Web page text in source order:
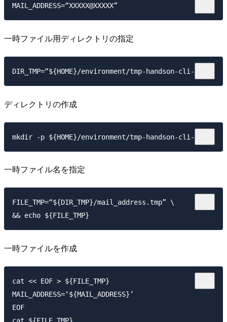
一時ファイル用ディレクトリの指定
ディレクトリの作成
一時ファイル名を指定
FILE_TMP=“${DIR_TMP}/mail_address.tmp” \
一時ファイルを作成
cat << EOF > ${FILE_TMP}
MAIL_ADDRESS=‘${MAIL_ADDRESS}’
EOF